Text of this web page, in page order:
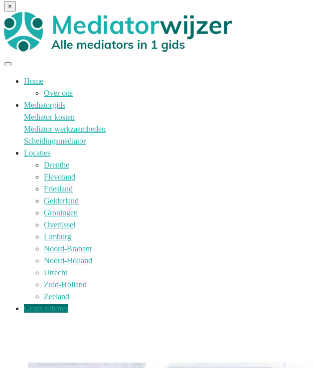
×
Home
Over ons
Mediatorgids
Mediator kosten
Mediator werkzaamheden
Scheidingsmediator
Locaties
Drenthe
Flevoland
Friesland
Gelderland
Groningen
Overijssel
Limburg
Noord-Brabant
Noord-Holland
Utrecht
Zuid-Holland
Zeeland
Gratis offertes